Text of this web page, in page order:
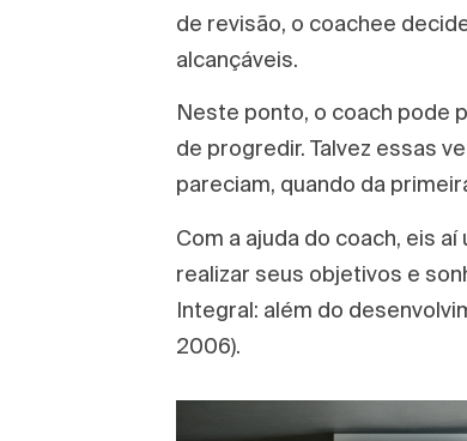
de revisão, o coachee
alcançáveis.
Neste ponto, o coach pode
de progredir. Talvez essas
pareciam, quando da
Com a ajuda do coach, eis
realizar seus objetivos e
Integral: além do
2006).